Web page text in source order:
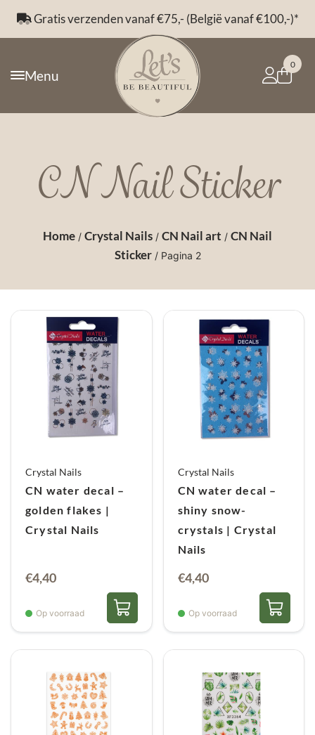
Gratis verzenden vanaf €75,- (België vanaf €100,-)*
Menu
0
CN Nail Sticker
Home / Crystal Nails / CN Nail art / CN Nail
Sticker/ Pagina 2
Crystal Nails
CN water decal –
golden flakes |
Crystal Nails
€4,40
Op voorraad
Crystal Nails
CN water decal –
shiny snow-
crystals | Crystal
Nails
€4,40
Op voorraad